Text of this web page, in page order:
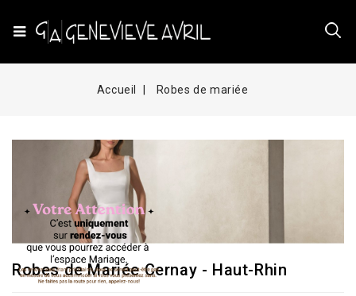
Accueil Robes de mariée
Robes de Mariée Cernay - Haut-Rhin